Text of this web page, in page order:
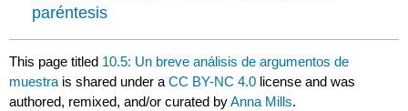
paréntesis
This page titled 10.5: Un breve análisis de argumentos de
muestra is shared under aCC BY-NC 4.0 license and was
authored, remixed, and/or curated byAnna Mills.